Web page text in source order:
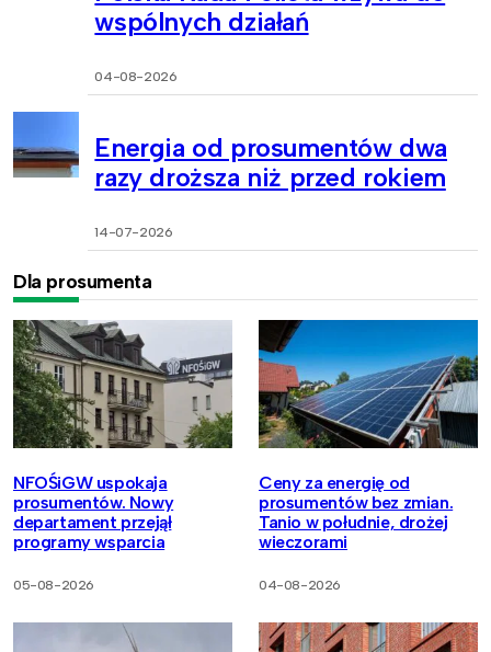
wspólnych działań
04-08-2026
Energia od prosumentów dwa
razy droższa niż przed rokiem
14-07-2026
Dla prosumenta
NFOŚiGW uspokaja
prosumentów. Nowy
departament przejął
programy wsparcia
05-08-2026
Ceny za energię od
prosumentów bez zmian.
Tanio w południe, drożej
wieczorami
04-08-2026